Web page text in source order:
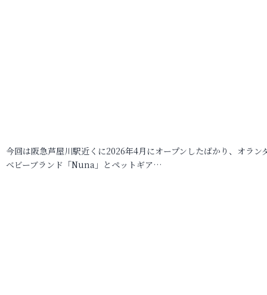
今回は阪急芦屋川駅近くに2026年4月にオープンしたばかり、オラン
ベビーブランド「Nuna」とペットギア…